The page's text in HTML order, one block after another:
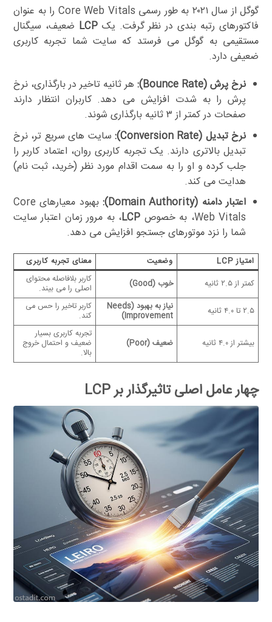
گوگل از سال ۲۰۲۱ به طور رسمی Core Web Vitals را به عنوان
فاکتورهای رتبه بندی در نظر گرفت. یکLCP ضعیف، سیگنال
مستقیمی به گوگل می فرستد که سایت شما تجربه کاربری
ضعیفی دارد.
نرخ پرش (Bounce Rate):
هر ثانیه تاخیر در بارگذاری، نرخ
پرش را به شدت افزایش می دهد. کاربران انتظار دارند
صفحات در کمتر از ۳ ثانیه بارگذاری شوند.
نرخ تبدیل (Conversion Rate):
سایت های سریع تر، نرخ
تبدیل بالاتری دارند. یک تجربه کاربری روان، اعتماد کاربر را
جلب کرده و او را به سمت اقدام مورد نظر (خرید، ثبت نام)
هدایت می کند.
اعتبار دامنه (Domain Authority):
بهبود معیارهای Core
Web Vitals، به خصوص
LCP، به مرور زمان اعتبار سایت
شما را نزد موتورهای جستجو افزایش می دهد.
امتیاز LCP وضعیت
معنای تجربه کاربری
کمتر از ۲.۵ ثانیه
خوب (Good) کاربر بلافاصله محتوای
اصلی را می بیند.
۲.۵ تا ۴.۰ ثانیه
نیاز به بهبود (Needs
Improvement)
کاربر تاخیر را حس می
کند.
بیشتر از ۴.۰ ثانیه ضعیف (Poor)
تجربه کاربری بسیار
ضعیف و احتمال خروج
بالا.
چهار عامل اصلی تاثیرگذار بر LCP